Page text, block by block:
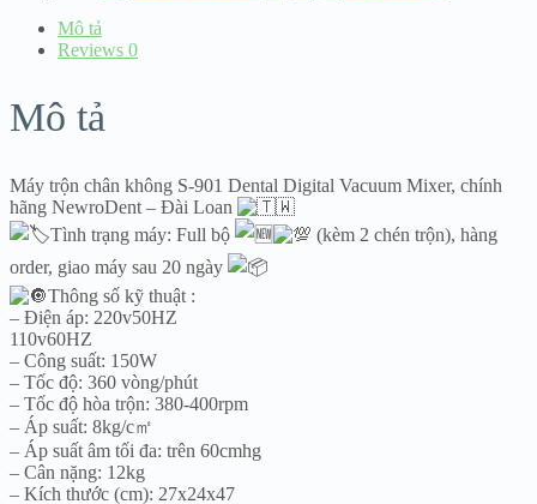
Mô tả
Reviews 0
Mô tả
Máy trộn chân không S-901 Dental Digital Vacuum Mixer, chính
hãng NewroDent – Đài Loan
Tình trạng máy: Full bộ
(kèm 2 chén trộn), hàng
order, giao máy sau 20 ngày
Thông số kỹ thuật :
– Điện áp: 220v50HZ
110v60HZ
– Công suất: 150W
– Tốc độ: 360 vòng/phút
– Tốc độ hòa trộn: 380-400rpm
– Áp suất: 8kg/c㎡
– Áp suất âm tối đa: trên 60cmhg
– Cân nặng: 12kg
– Kích thước (cm): 27x24x47